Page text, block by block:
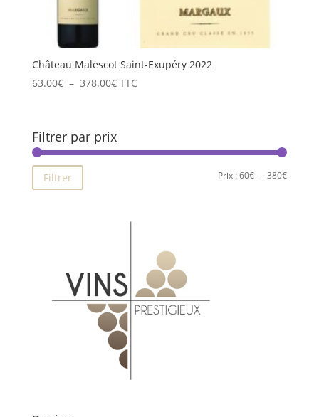
Château Malescot Saint-Exupéry 2022
63.00€ – 378.00€Plage
à
TTC
Filtrer par prix
Prix
Prix
Filtrer Prix :60€—380€